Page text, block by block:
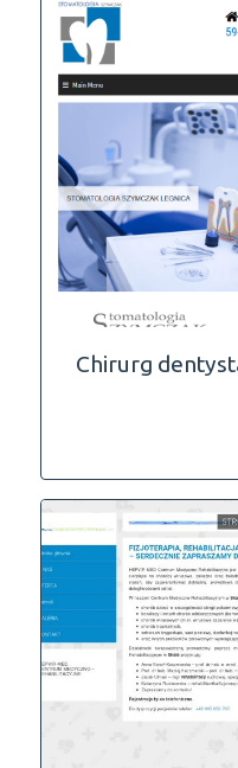
Chirurg